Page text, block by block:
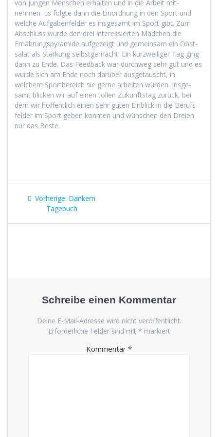
von jun­gen Men­schen erhal­ten und in die Arbeit mit­
nehmen. Es fol­gte dann die Einord­nung in den Sport und
welche Auf­gaben­felder es ins­ge­samt im Sport gibt. Zum
Abschluss wurde den drei inter­essierten Mäd­chen die
Ernährungspyra­mide aufgezeigt und gemein­sam ein Obst­
salat als Stärkung selb­st­gemacht. Ein kurzweiliger Tag ging
dann zu Ende. Das Feed­back war durch­weg sehr gut und es
wurde sich am Ende noch darüber aus­ge­tauscht, in
welchem Sport­bere­ich sie gerne arbeit­en wür­den. Ins­ge­
samt blick­en wir auf einen tollen Zukun­ft­stag zurück, bei
dem wir hof­fentlich einen sehr guten Ein­blick in die Berufs­
felder im Sport geben kon­nten und wün­schen den Dreien
nur das Beste.
Beitragsnavigation
Vorherige: Vorheriger
Beitrag:
Dankern
Tagebuch
Schreibe einen Kommentar
Deine E-Mail-Adresse wird nicht veröffentlicht.
Erforderliche Felder sind mit * markiert
Kommentar *